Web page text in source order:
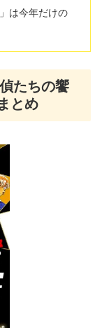
は今年だけの
たちの饗
とめ